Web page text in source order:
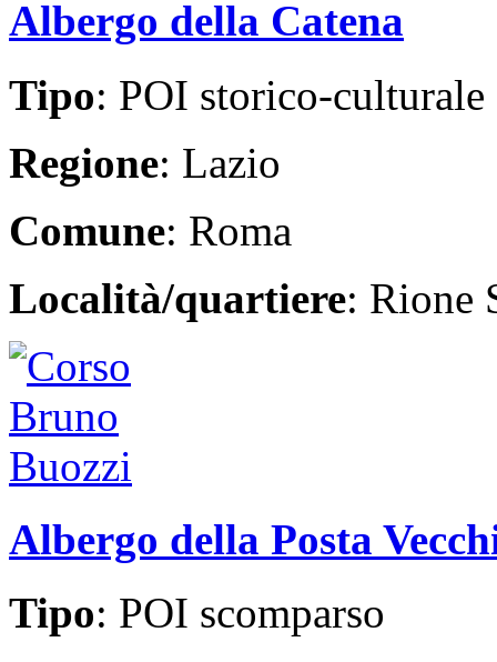
Albergo della Catena
Tipo: POI storico-culturale
Regione: Lazio
Comune: Roma
Località/quartiere: Rione
Albergo della Posta
Tipo: POI scomparso